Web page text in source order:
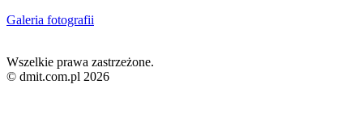
Galeria fotografii
Wszelkie prawa zastrzeżone.
© dmit.com.pl 2026